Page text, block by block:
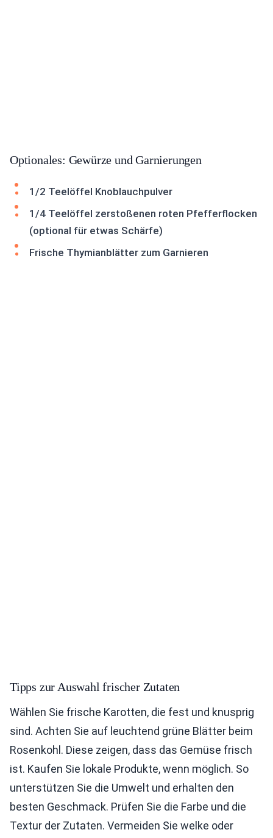
Optionales: Gewürze und Garnierungen
1/2 Teelöffel Knoblauchpulver
1/4 Teelöffel zerstoßenen roten Pfefferflocken
(optional für etwas Schärfe)
Frische Thymianblätter zum Garnieren
Tipps zur Auswahl frischer Zutaten
Wählen Sie frische Karotten, die fest und knusprig
sind. Achten Sie auf leuchtend grüne Blätter beim
Rosenkohl. Diese zeigen, dass das Gemüse frisch
ist. Kaufen Sie lokale Produkte, wenn möglich. So
unterstützen Sie die Umwelt und erhalten den
besten Geschmack. Prüfen Sie die Farbe und die
Textur der Zutaten. Vermeiden Sie welke oder